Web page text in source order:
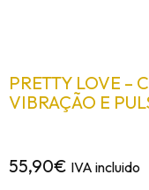
PRETTY LOVE –
VIBRAÇÃO E
55,90€ IVA incluido